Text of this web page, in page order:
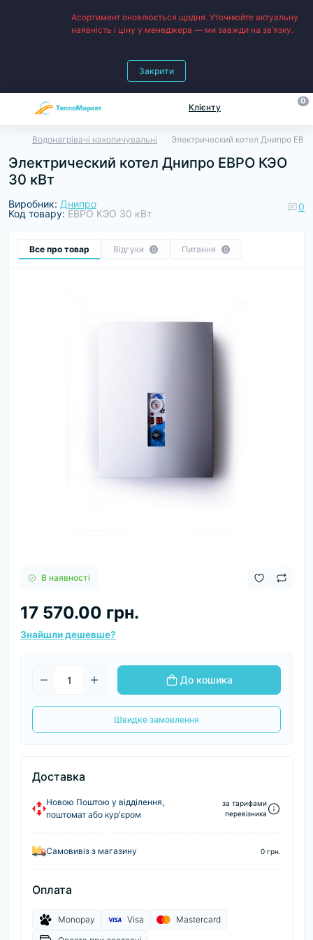
Асортимент оновлюється щодня. Уточнюйте актуальну
наявність і ціну у менеджера — ми завжди на зв’язку.
Закрити
Клієнту
0
Водонагрівачі накопичувальні Электрический котел Днипро
Электрический котел Днипро ЕВРО КЭО
30 кВт
Виробник: Днипро
Код товару:ЕВРО КЭО 30 кВт
0
Все про товар Відгуки 0 Питання 0
В наявності
17 570.00 грн.
Знайшли дешевше?
До кошика
Швидке замовлення
Доставка
Новою Поштою у відділення,
поштомат або кур'єром
за тарифами
перевізника
Самовивіз з магазину 0 грн.
Оплата
Monopay Visa
Mastercard